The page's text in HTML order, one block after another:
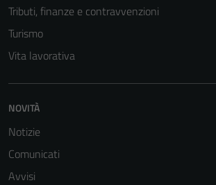
Tributi, finanze e contravvenzioni
Turismo
Vita lavorativa
NOVITÀ
Notizie
Comunicati
Avvisi